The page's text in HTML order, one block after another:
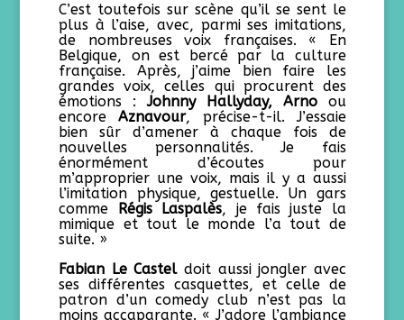
C’est toutefois sur scène qu’il se sent le
plus à l’aise, avec, parmi ses imitations,
de nombreuses voix françaises. « En
Belgique, on est bercé par la culture
française. Après, j’aime bien faire les
grandes voix, celles qui procurent des
émotions :Johnny Hallyday, Arnoou
encoreAznavour, précise-t-il. J’essaie
bien sûr d’amener à chaque fois de
nouvelles personnalités. Je fais
énormément d’écoutes pour
m’approprier une voix, mais il y a aussi
l’imitation physique, gestuelle. Un gars
comme Régis Laspalès, je fais juste la
mimique et tout le monde l’a tout de
suite. »
Fabian Le Castel doit aussi jongler avec
ses différentes casquettes, et celle de
patron d’un comedy club n’est pas la
moins accaparante. « J’adore l’ambiance